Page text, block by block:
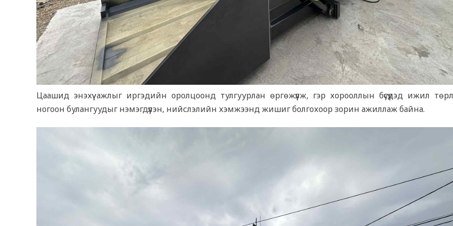
Цаашид энэхүү ажлыг иргэдийн оролцоонд тулгуурлан өргөжүүлж, гэр хорооллын бүсүүдэд ижил
ногоон булангуудыг нэмэгдүүлэн, нийслэлийн хэмжээнд жишиг болгохоор зорин ажиллаж байна.